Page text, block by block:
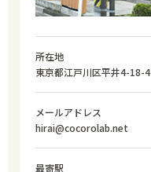
所在地
東京都江戸川区平井4-18-4
メールアドレス
hirai@cocorolab.net
最寄駅